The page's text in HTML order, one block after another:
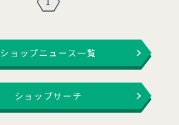
ショップニュース一覧
ショップサーチ